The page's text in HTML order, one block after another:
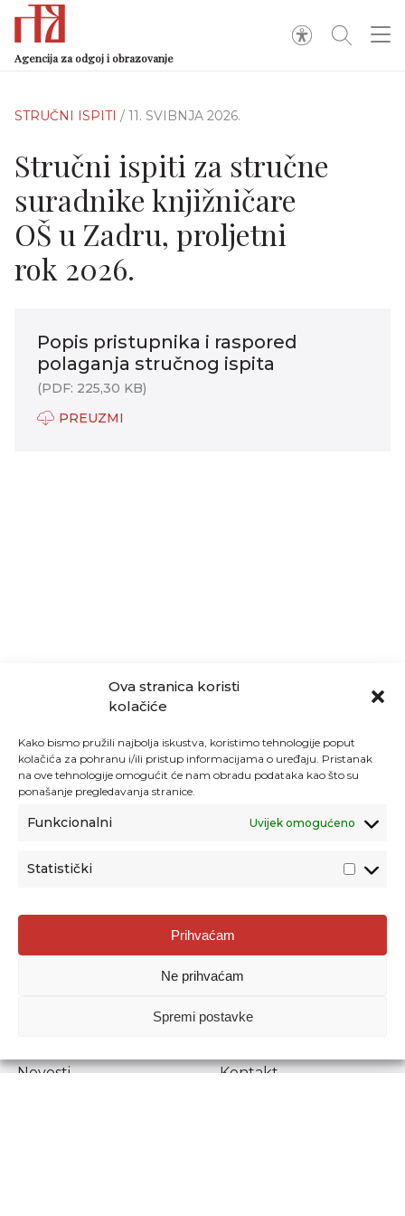
Ova stranica koristi
kolačiće
Kako bismo pružili najbolja iskustva, koristimo tehnologije poput
kolačića za pohranu i/ili pristup informacijama o uređaju. Pristanak
na ove tehnologije omogućit će nam obradu podataka kao što su
ponašanje pregledavanja stranice.
Funkcionalni Uvijek omogućeno
Statistički
Prihvaćam
Ne prihvaćam
Spremi postavke
Agencija za odgoj i obrazovanje
STRUČNI ISPITI / 11. SVIBNJA 2026.
Stručni ispiti za stručne
suradnike knjižničare
OŠ u Zadru, proljetni
rok 2026.
Popis pristupnika i raspored
polaganja stručnog ispita
(PDF: 225,30 KB)
PREUZMI
Agencija za odgoj i obrazovanje
Donje Svetice 38, 10000 Zagreb
1778129
Prenošenje sadržaja dopušteno je uz navođenje izvora.
Novosti
Kontakt